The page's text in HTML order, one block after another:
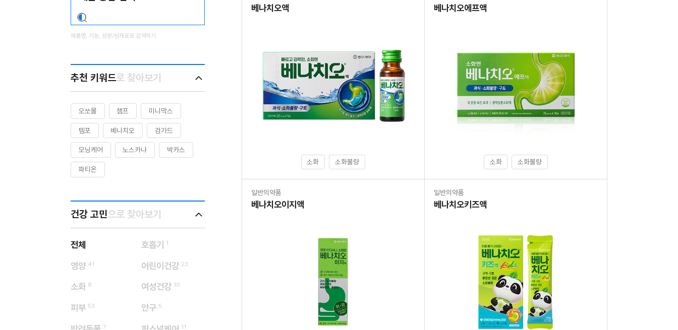
색
영
역
찾
다
제품명, 기능, 성분/원재료로 검색하기
추천 키워드로 찾아보기
오쏘몰 챔프 미니막스
템포 베나치오 검가드
모닝케어 노스카나 박카스
파티온
건강 고민으로 찾아보기
전체 호흡기 1
영양 41 어린이건강 23
소화 8 여성건강 10
피부 53 안구 5
7 11
베나치오액
소화 소화불량
베나치오에프액
소화 소화불량
일반의약품
베나치오이지액
일반의약품
베나치오키즈액